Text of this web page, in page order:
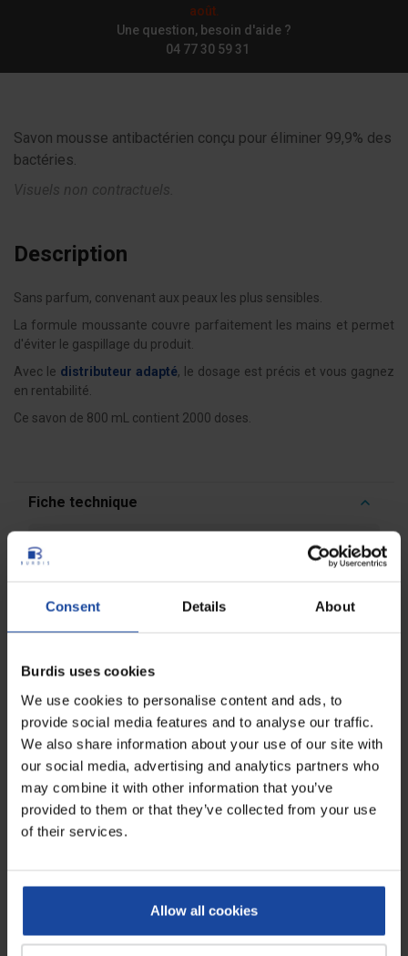
Consent Details About
Burdis uses cookies
We use cookies to personalise content and ads, to
provide social media features and to analyse our traffic.
We also share information about your use of our site with
our social media, advertising and analytics partners who
may combine it with other information that you’ve
provided to them or that they’ve collected from your use
of their services.
Allow all cookies
août.
Une question, besoin d'aide ?
04 77 30 59 31
Savon mousse antibactérien conçu pour éliminer 99,9% des
bactéries.
Visuels non contractuels.
Description
Sans parfum, convenant aux peaux les plus sensibles.
La formule moussante couvre parfaitement les mains et permet
d'éviter le gaspillage du produit.
Avec le distributeur adapté, le dosage est précis et vous gagnez
en rentabilité.
Ce savon de 800 mL contient 2000 doses.
Fiche technique
Densité 1,06 - 1,08
Avis 0
Soyez le premier à rédiger un avis !
À voir également